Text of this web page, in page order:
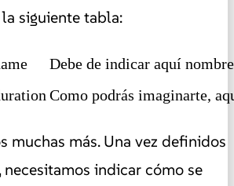
siguiente tabla:
Debe de indicar aquí
Como podrás imaginarte,
muchas más. Una vez definidos
necesitamos indicar cómo se